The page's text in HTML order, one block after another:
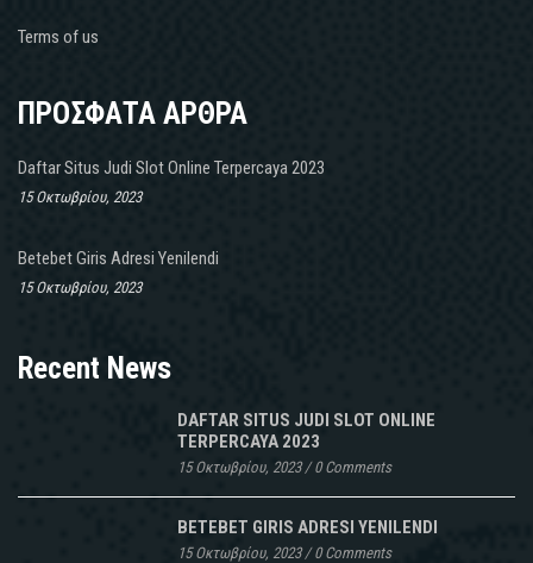
Terms of us
ΠΡΟΣΦΑΤΑ ΑΡΘΡΑ
Daftar Situs Judi Slot Online Terpercaya 2023
15 Οκτωβρίου, 2023
Betebet Giris Adresi Yenilendi
15 Οκτωβρίου, 2023
Recent News
DAFTAR SITUS JUDI SLOT ONLINE
TERPERCAYA 2023
15 Οκτωβρίου, 2023/0 Comments
BETEBET GIRIS ADRESI YENILENDI
15 Οκτωβρίου, 2023/0 Comments